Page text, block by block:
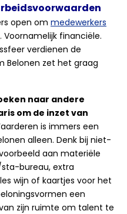
open om medewerkers
. Voornamelijk financiële.
verdienen de
Belonen zet het graag
naar andere
om de inzet van
is immers een
alleen. Denk bij niet-
aan materiële
bureau, extra
wijn of kaartjes voor het
een
zijn ruimte om talent te